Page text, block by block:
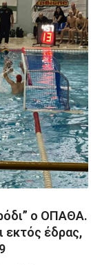
ο ΟΠΑΘΑ.
εκτός έδρας,